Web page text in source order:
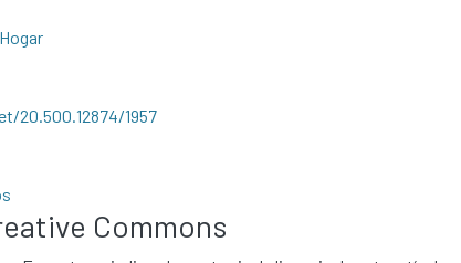
Hogar
20.500.12874/1957
Commons